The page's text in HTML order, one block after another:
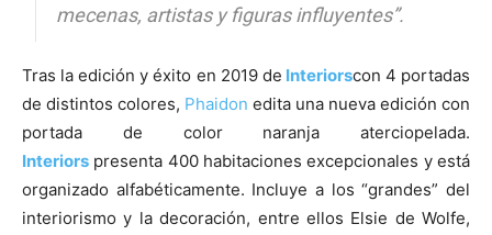
mecenas, artistas y figuras influyentes”.
Tras la edición y éxito en 2019 de Interiorscon 4 portadas
de distintos colores, Phaidon edita una nueva edición con
portada de color naranja aterciopelada.
Interiors presenta 400 habitaciones excepcionales y está
organizado alfabéticamente. Incluye a los “grandes” del
interiorismo y la decoración, entre ellos Elsie de Wolfe,